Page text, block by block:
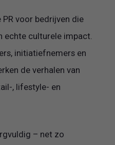
voor bedrijven die
echte culturele impact.
initiatiefnemers en
de verhalen van
, lifestyle- en
– net zo